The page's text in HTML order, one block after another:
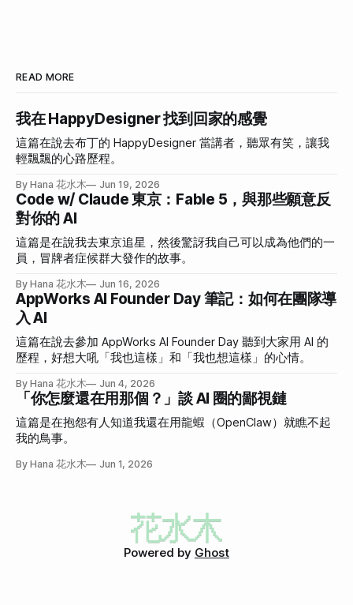
READ MORE
我在 HappyDesigner 找到回家的感覺
這篇在說去布丁的 HappyDesigner 當講者，聽眾有笑，讓我
輕飄飄的心路歷程。
By Hana 花水木 Jun 19, 2026
Code w/ Claude 東京：Fable 5，與那些願意反
對你的 AI
這篇是在說我去東京追星，然後驚訝我自己可以成為他們的一
員，冒牌者症候群大發作的故事。
By Hana 花水木 Jun 16, 2026
AppWorks AI Founder Day 筆記：如何在團隊導
入 AI
這篇在說去參加 AppWorks AI Founder Day 聽到大家用 AI 的
歷程，好想大吼「我也這樣」和「我也想這樣」的心情。
By Hana 花水木 Jun 4, 2026
「你怎麼還在用那個？」談 AI 圈的鄙視鏈
這篇是在抱怨有人知道我還在用龍蝦（OpenClaw）就瞧不起
我的鳥事。
By Hana 花水木 Jun 1, 2026
Powered by Ghost